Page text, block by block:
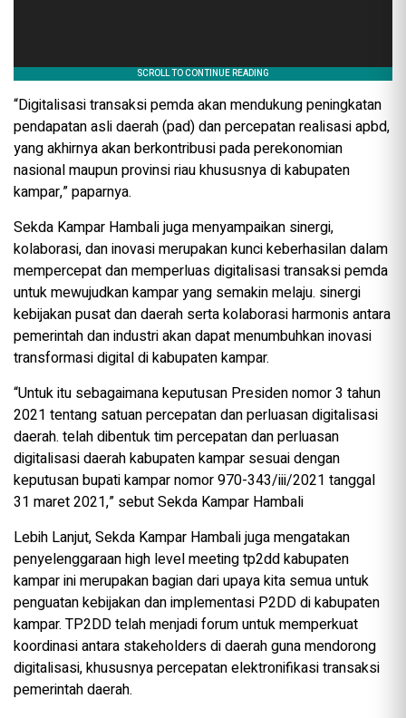
“Digitalisasi transaksi pemda akan mendukung peningkatan
pendapatan asli daerah (pad) dan percepatan realisasi apbd,
yang akhirnya akan berkontribusi pada perekonomian
nasional maupun provinsi riau khususnya di kabupaten
kampar,” paparnya.
Sekda Kampar Hambali juga menyampaikan sinergi,
kolaborasi, dan inovasi merupakan kunci keberhasilan dalam
mempercepat dan memperluas digitalisasi transaksi pemda
untuk mewujudkan kampar yang semakin melaju. sinergi
kebijakan pusat dan daerah serta kolaborasi harmonis antara
pemerintah dan industri akan dapat menumbuhkan inovasi
transformasi digital di kabupaten kampar.
“Untuk itu sebagaimana keputusan Presiden nomor 3 tahun
2021 tentang satuan percepatan dan perluasan digitalisasi
daerah. telah dibentuk tim percepatan dan perluasan
digitalisasi daerah kabupaten kampar sesuai dengan
keputusan bupati kampar nomor 970-343/iii/2021 tanggal
31 maret 2021,” sebut Sekda Kampar Hambali
Lebih Lanjut, Sekda Kampar Hambali juga mengatakan
penyelenggaraan high level meeting tp2dd kabupaten
kampar ini merupakan bagian dari upaya kita semua untuk
penguatan kebijakan dan implementasi P2DD di kabupaten
kampar. TP2DD telah menjadi forum untuk memperkuat
koordinasi antara stakeholders di daerah guna mendorong
digitalisasi, khususnya percepatan elektronifikasi transaksi
pemerintah daerah.